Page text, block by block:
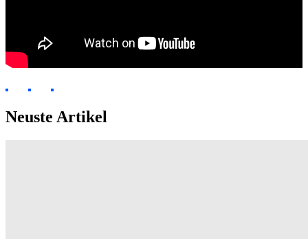
Neuste Artikel